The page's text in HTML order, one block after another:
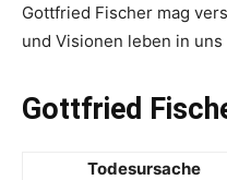
Gottfried Fischer mag
und Visionen leben in
Gottfried
Todesursache